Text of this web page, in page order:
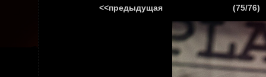
<<предыдущая (75/76)